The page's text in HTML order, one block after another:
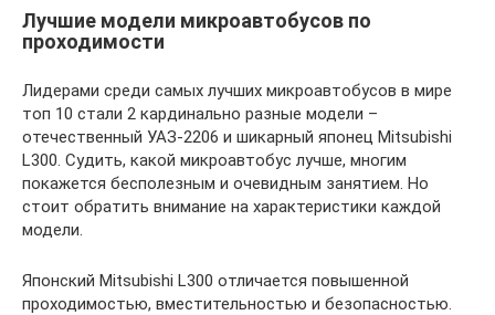
Лучшие модели микроавтобусов по
проходимости
Лидерами среди самых лучших микроавтобусов в мире
топ 10 стали 2 кардинально разные модели –
отечественный УАЗ-2206 и шикарный японец Mitsubishi
L300. Судить, какой микроавтобус лучше, многим
покажется бесполезным и очевидным занятием. Но
стоит обратить внимание на характеристики каждой
модели.
Японский Mitsubishi L300 отличается повышенной
проходимостью, вместительностью и безопасностью.